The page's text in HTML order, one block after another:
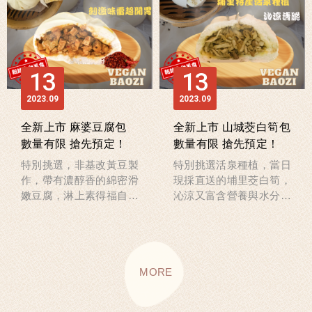
13
09
2023
全新上市 麻婆豆腐包
數量有限 搶先預定！
特別挑選，非基改黃豆製
作，帶有濃醇香的綿密滑
嫩豆腐，淋上素得福自製
13
09
2023
全新上市 山城茭白筍包
數量有限 搶先預定！
特別挑選活泉種植，當日
現採直送的埔里茭白筍，
沁涼又富含營養與水分的
包
MORE